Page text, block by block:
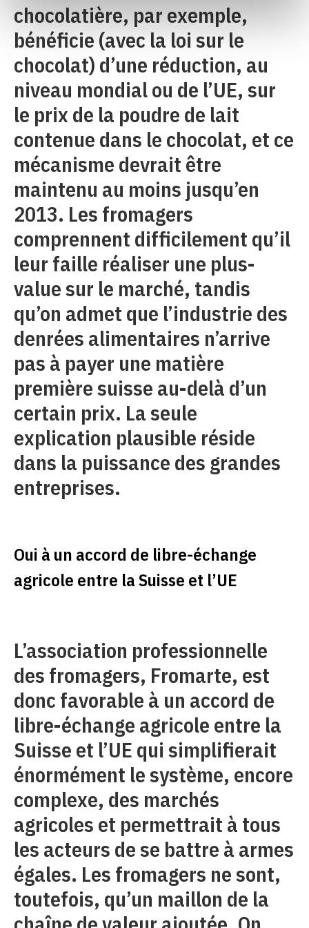
chocolatière, par exemple,
bénéficie (avec la loi sur le
chocolat) d’une réduction, au
niveau mondial ou de l’UE, sur
le prix de la poudre de lait
contenue dans le chocolat, et ce
mécanisme devrait être
maintenu au moins jusqu’en
2013. Les fromagers
comprennent difficilement qu’il
leur faille réaliser une plus-
value sur le marché, tandis
qu’on admet que l’industrie des
denrées alimentaires n’arrive
pas à payer une matière
première suisse au-delà d’un
certain prix. La seule
explication plausible réside
dans la puissance des grandes
entreprises.
Oui à un accord de libre-échange
agricole entre la Suisse et l’UE
L’association professionnelle
des fromagers, Fromarte, est
donc favorable à un accord de
libre-échange agricole entre la
Suisse et l’UE qui simplifierait
énormément le système, encore
complexe, des marchés
agricoles et permettrait à tous
les acteurs de se battre à armes
égales. Les fromagers ne sont,
toutefois, qu’un maillon de la